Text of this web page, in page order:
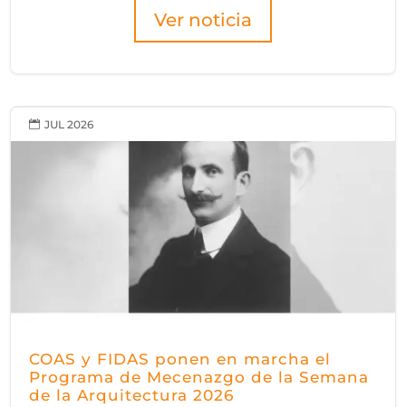
Ver noticia
COAS y FIDAS ponen en marcha el
Programa de Mecenazgo de la Semana
de la Arquitectura 2026
 JUL 2026